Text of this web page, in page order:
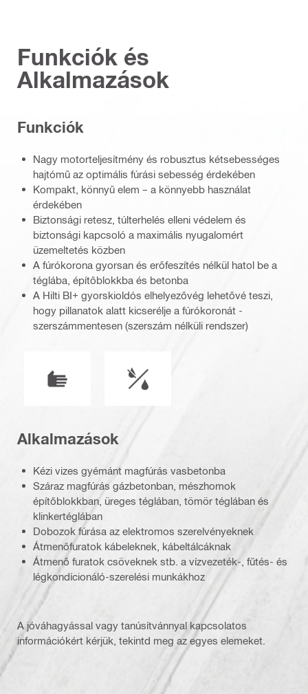
Funkciók és
Alkalmazások
Funkciók
Nagy motorteljesítmény és robusztus kétsebességes
hajtómű az optimális fúrási sebesség érdekében
Kompakt, könnyű elem – a könnyebb használat
érdekében
Biztonsági retesz, túlterhelés elleni védelem és
biztonsági kapcsoló a maximális nyugalomért
üzemeltetés közben
A fúrókorona gyorsan és erőfeszítés nélkül hatol be a
téglába, építőblokkba és betonba
A Hilti BI+ gyorskioldós elhelyezővég lehetővé teszi,
hogy pillanatok alatt kicserélje a fúrókoronát -
szerszámmentesen (szerszám nélküli rendszer)
Alkalmazások
Kézi vizes gyémánt magfúrás vasbetonba
Száraz magfúrás gázbetonban, mészhomok
építőblokkban, üreges téglában, tömör téglában és
klinkertéglában
Dobozok fúrása az elektromos szerelvényeknek
Átmenőfuratok kábeleknek, kábeltálcáknak
Átmenő furatok csöveknek stb. a vízvezeték-, fűtés- és
légkondícionáló-szerelési munkákhoz
A jóváhagyással vagy tanúsítvánnyal kapcsolatos
információkért kérjük, tekintd meg az egyes elemeket.